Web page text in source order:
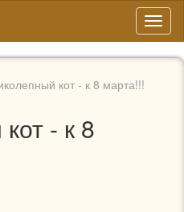
кот - к 8 марта!!!
- к 8